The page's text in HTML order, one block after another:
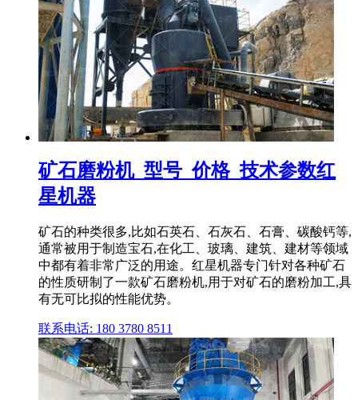
矿石磨粉机_型号_价格_技术参数红
星机器
矿石的种类很多,比如石英石、石灰石、石膏、碳酸钙等,
通常被用于制造宝石,在化工、玻璃、建筑、建材等领域
中都有着非常广泛的用途。红星机器专门针对各种矿石
的性质研制了一款矿石磨粉机,用于对矿石的磨粉加工,具
有无可比拟的性能优势。
联系电话: 180 3780 8511